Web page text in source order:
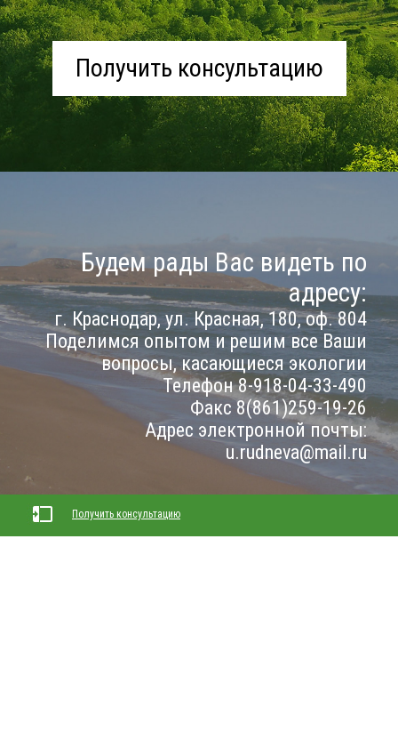
Получить консультацию
Будем рады Вас видеть по
адресу:
г. Краснодар, ул. Красная, 180, оф. 804
Поделимся опытом и решим все Ваши
вопросы, касающиеся экологии
Телефон 8-918-04-33-490
Факс 8(861)259-19-26
Адрес электронной почты:
u.rudneva@mail.ru
Получить консультацию